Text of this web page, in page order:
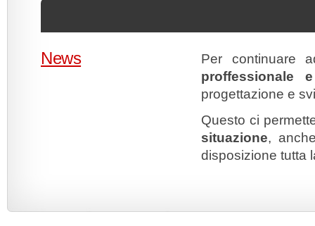
News
Per continuare
proffessionale
progettazione e
Questo ci
situazione,
disposizione tutta